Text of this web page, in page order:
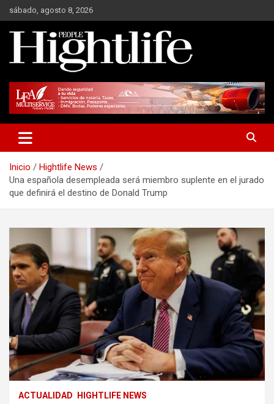
Saltar
al
contenido
sábado, agosto 8, 2026
Hight Life People
Inicio
Hightlife News
Una española desempleada será miembro suplente en el jurado
que definirá el destino de Donald Trump
ACTUALIDAD HIGHTLIFE NEWS